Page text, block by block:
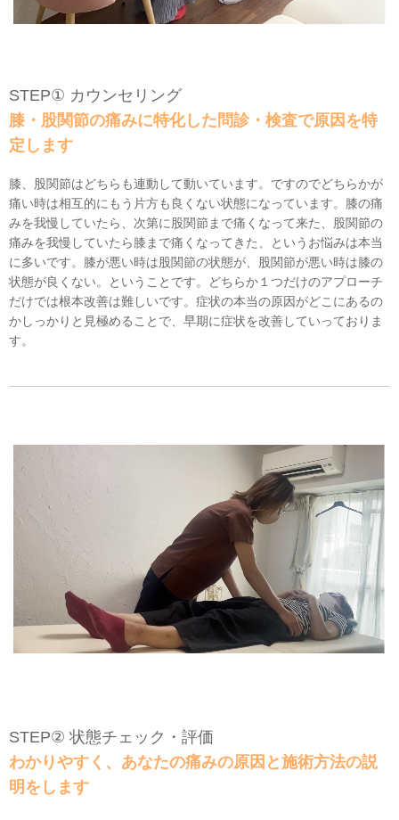
STEP① カウンセリング
膝・股関節の痛みに特化した問診・検査で原因を特
定します
膝、股関節はどちらも連動して動いています。ですのでどちらかが
痛い時は相互的にもう片方も良くない状態になっています。膝の痛
みを我慢していたら、次第に股関節まで痛くなって来た、股関節の
痛みを我慢していたら膝まで痛くなってきた、というお悩みは本当
に多いです。膝が悪い時は股関節の状態が、股関節が悪い時は膝の
状態が良くない。ということです。どちらか１つだけのアプローチ
だけでは根本改善は難しいです。症状の本当の原因がどこにあるの
かしっかりと見極めることで、早期に症状を改善していっておりま
す。
STEP② 状態チェック・評価
わかりやすく、あなたの痛みの原因と施術方法の説
明をします